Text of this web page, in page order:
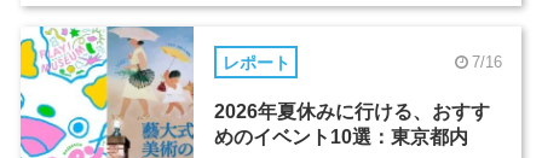
レポート 7/16
2026年夏休みに行ける、おすす
めのイベント10選：東京都内